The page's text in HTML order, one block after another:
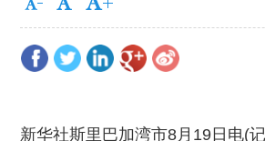
新华社斯里巴加湾市8月19日电(